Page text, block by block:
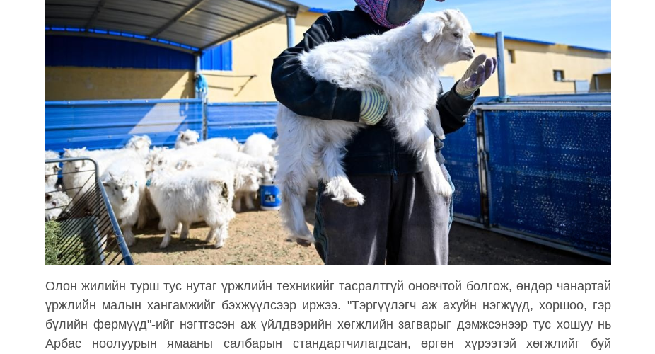
Олон жилийн турш тус нутаг үржлийн техникийг тасралтгүй оновчтой болгож, өндөр чанартай
үржлийн малын хангамжийг бэхжүүлсээр иржээ. "Тэргүүлэгч аж ахуйн нэгжүүд, хоршоо, гэр
бүлийн фермүүд"-ийг нэгтгэсэн аж үйлдвэрийн хөгжлийн загварыг дэмжсэнээр тус хошуу нь
Арбас ноолуурын ямааны салбарын стандартчилагдсан, өргөн хүрээтэй хөгжлийг буй